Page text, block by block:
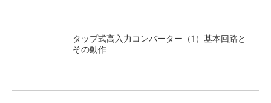
タップ式高入力コンバーター（1）基本回路と
その動作